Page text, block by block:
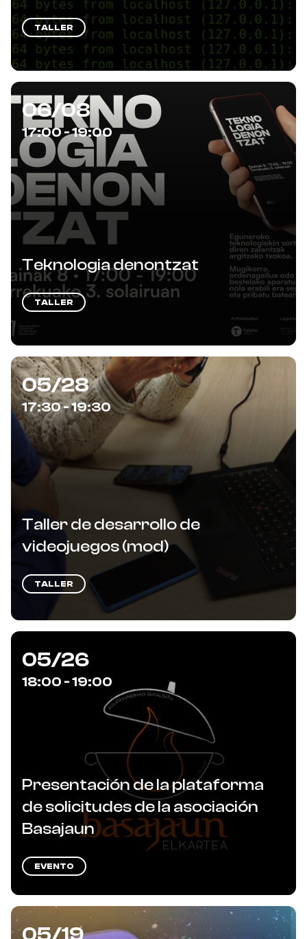
TALLER
06/08
17:00 - 19:00
Teknologia denontzat
TALLER
05/28
17:30 - 19:30
Taller de desarrollo de
videojuegos (mod)
TALLER
05/26
18:00 - 19:00
Presentación de la plataforma
de solicitudes de la asociación
Basajaun
EVENTO